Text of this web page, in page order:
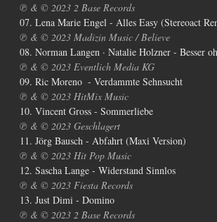
℗ & © 2023 2 Base Records
07. Lena Marie Engel - Alles Easy (Stereoact
℗ & © 2023 Madizin Music / Believe
08. Norman Langen · Natalie Holzner - Besser
℗ & © 2023 Eventlich Media KG
09. Ric Moreno  - Verdammte Sehnsucht
℗ & © 2023 HitMix Music
10. Vincent Gross - Sommerliebe
℗ & © 2023 Geschlagert
11. Jörg Bausch - Abfahrt (Maxi Version)
℗ & © 2023 Hit Pop Music
12. Sascha Lange - Widerstand Sinnlos
℗ & © 2023 Fiesta Records
13. Just Dimi - Domino
℗ & © 2023 2 Base Records